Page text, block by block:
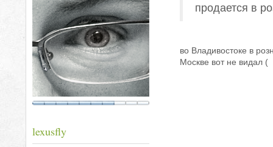
lexusfly
продается в
во Владивостоке в
Москве вот не видал (